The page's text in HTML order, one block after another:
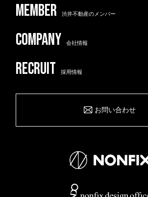
渋井不動産のメンバー
会社情報
採用情報
お問い合わせ